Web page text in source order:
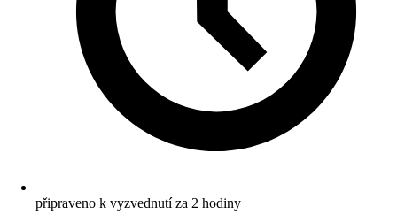
připraveno k vyzvednutí za 2 hodiny